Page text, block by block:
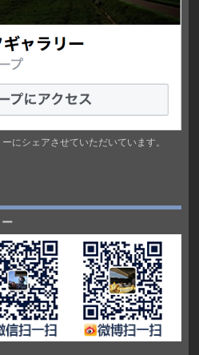
にシェアさせていただいています。